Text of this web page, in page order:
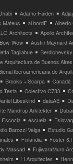
Adamo-Faiden
Mateus al bordE
Alberto
Architects
Apollo
Wow
Austin Maynard
Tagliabue
Arquitectura de Buenos Aires
Iberoamericana de
Brooks + Scarpa
Canadá
Testa Colectivo C733
Libeskind dataAE
Mandrup Arkitekter
Dubai
Escocia escuela
Barozzi Veiga
Estudio
Finlandia
Foster &
Massad
FujiwaraMuro
H Arquitectes